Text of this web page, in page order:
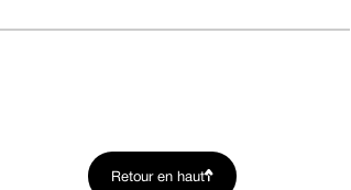
Retour en haut